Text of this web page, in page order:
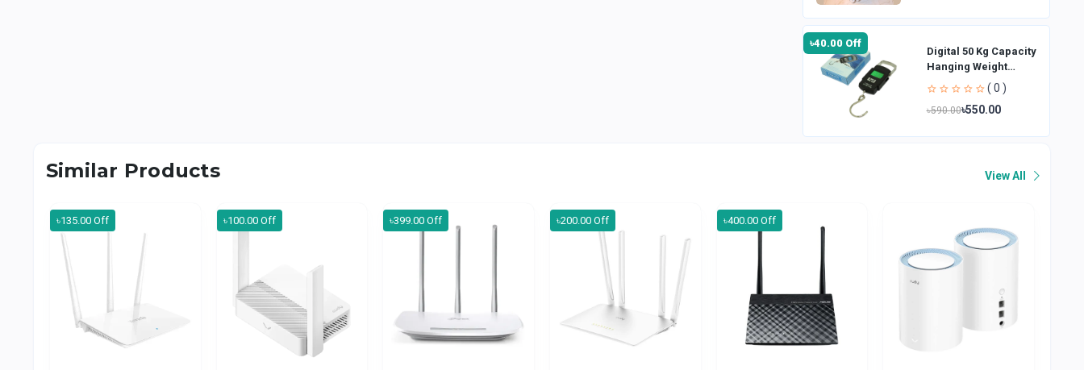
৳40.00 Off
Digital 50 Kg Capacity
Hanging Weight
Scale
( 0 )
৳590.00৳550.00
Similar Products View All
৳135.00 Off ৳100.00 Off ৳399.00 Off ৳200.00 Off ৳400.00 Off